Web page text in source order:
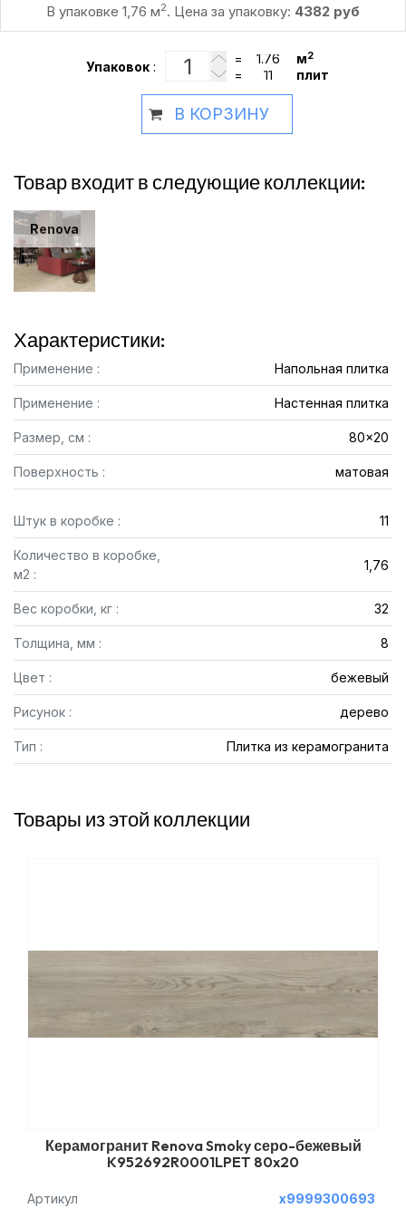
В упаковке 1,76 м2. Цена за упаковку: 4382 руб
Упаковок :
= м2
= плит
В КОРЗИНУ
Товар входит в следующие коллекции:
Renova
Характеристики:
Применение : Напольная плитка
Применение : Настенная плитка
Размер, см : 80x20
Поверхность : матовая
Штук в коробке : 11
Количество в коробке,
м2 :
1,76
Вес коробки, кг : 32
Толщина, мм : 8
Цвет : бежевый
Рисунок : дерево
Тип : Плитка из керамогранита
Товары из этой коллекции
Керамогранит Renova Smoky серо-бежевый
K952692R0001LPET 80x20
Артикул
х9999300693